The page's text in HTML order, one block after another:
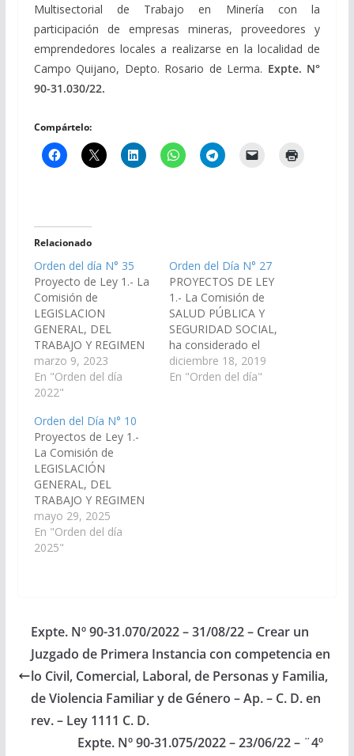
Multisectorial de Trabajo en Minería con la
participación de empresas mineras, proveedores y
emprendedores locales a realizarse en la localidad de
Campo Quijano, Depto. Rosario de Lerma. Expte. N°
90-31.030/22.
Compártelo:
Relacionado
Orden del día N° 35
Proyecto de Ley 1.- La
Comisión de
LEGISLACION
GENERAL, DEL
TRABAJO Y REGIMEN
PREVISIONAL ha
considerado el
Proyecto de Ley en
declara de utilidad
pública y sujeto a
expropiación el
inmueble identificado
con la Matricula N°
107.489, del
departamento Capital,
con destino a la
apertura…
marzo 9, 2023
En "Orden del día
2022"
Orden del Día N° 27
PROYECTOS DE LEY
1.- La Comisión de
SALUD PÚBLICA Y
SEGURIDAD SOCIAL,
ha considerado el
Proyecto de Ley en
revisión, por el cual se
diciembre 18, 2019
En "Orden del día"
Orden del Día N° 10
Proyectos de Ley 1.-
La Comisión de
LEGISLACIÓN
GENERAL, DEL
TRABAJO Y REGIMEN
PREVISIONAL, ha
considerado el
Proyecto de Ley en
Maternidad y
Paternidad; y, por las
razones que dará el
Miembro Informante,
aconseja…
mayo 29, 2025
En "Orden del día
2025"
Expte. Nº 90-31.070/2022 – 31/08/22 – Crear un
Juzgado de Primera Instancia con competencia en
lo Civil, Comercial, Laboral, de Personas y Familia,
de Violencia Familiar y de Género – Ap. – C. D. en
rev. – Ley 1111 C. D.
Expte. Nº 90-31.075/2022 – 23/06/22 – ¨4º